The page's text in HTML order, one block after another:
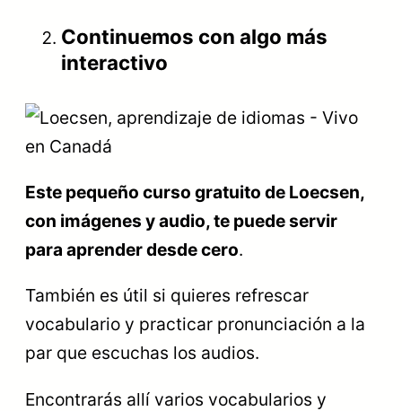
Continuemos con algo más
interactivo
Este pequeño curso gratuito de Loecsen,
con imágenes y audio, te puede servir
para aprender desde cero.
También es útil si quieres refrescar
vocabulario y practicar pronunciación a la
par que escuchas los audios.
Encontrarás allí varios vocabularios y